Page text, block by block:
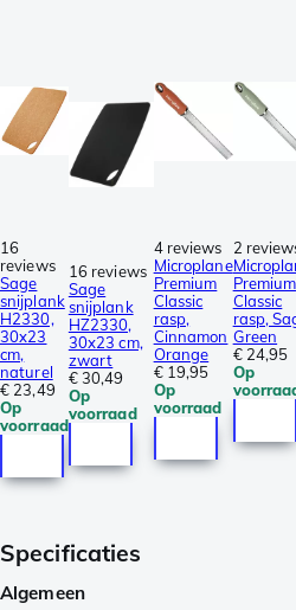
16
reviews
Sage
snijplank
H2330,
30x23
cm,
naturel
€ 23,49
Op
voorraad
16 reviews
Sage
snijplank
HZ2330,
30x23 cm,
zwart
€ 30,49
Op
voorraad
4 reviews
Microplane
Premium
Classic
rasp,
Cinnamon
Orange
€ 19,95
Op
voorraad
2
Premium
Classic
rasp,
Green
€ 24,95
Op
Specificaties
Algemeen